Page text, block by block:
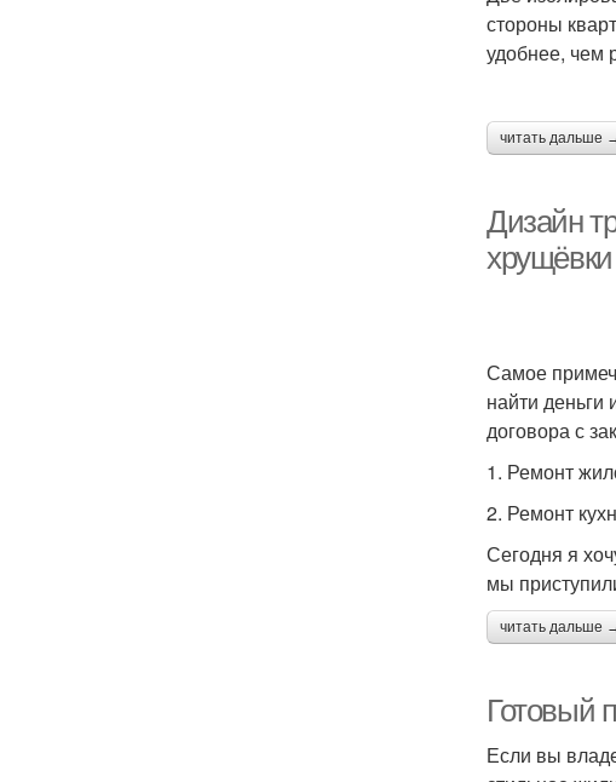
стороны
удобнее, чем
читать дальше
Дизайн
Самое
найти
договора с
1. Ремонт
2. Ремонт
Сегодня я
мы
читать дальше
Готовый
Если вы